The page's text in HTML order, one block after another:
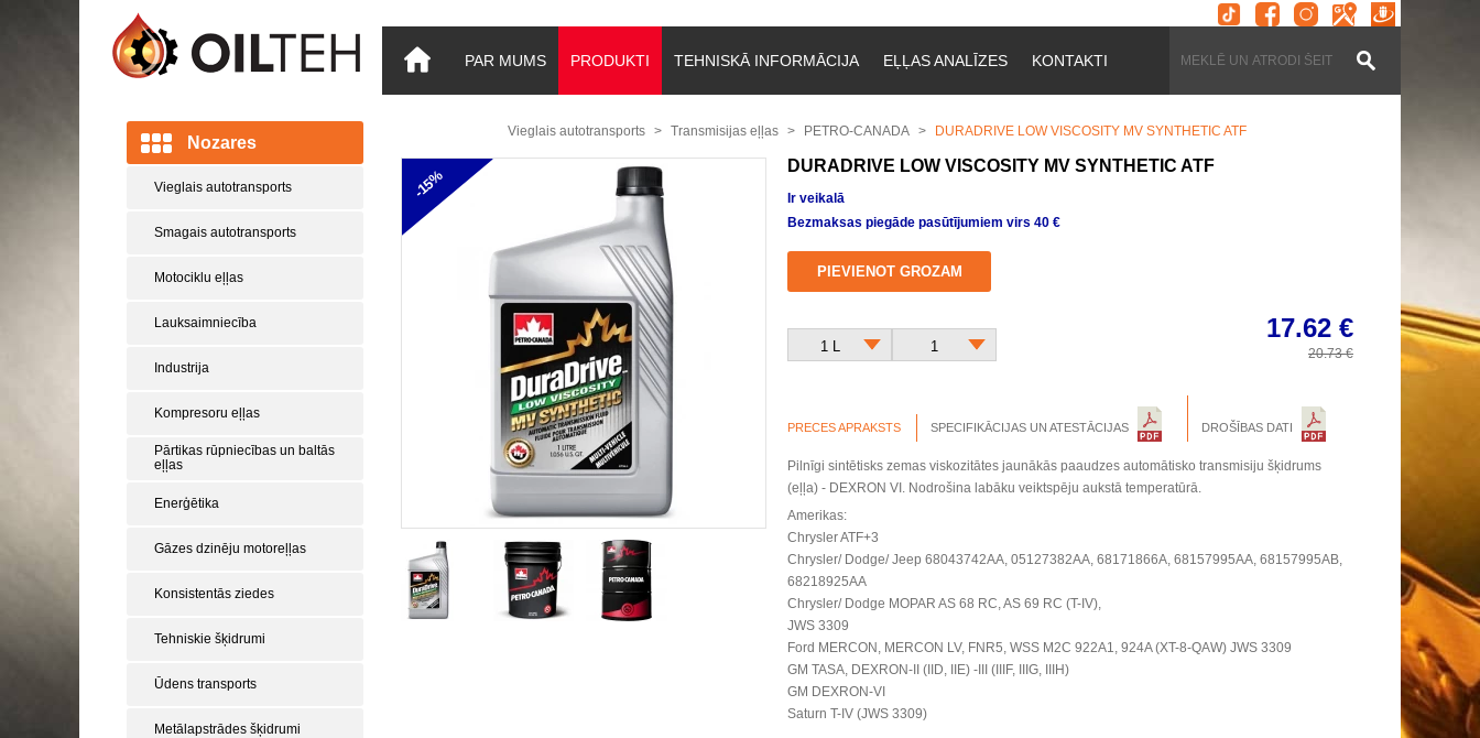
PAR MUMS PRODUKTI TEHNISKĀ INFORMĀCIJA EĻĻAS ANALĪZES KONTAKTI
Nozares
Vieglais autotransports
Smagais autotransports
Motociklu eļļas
Lauksaimniecība
Industrija
Kompresoru eļļas
Pārtikas rūpniecības un baltās
eļļas
Enerģētika
Gāzes dzinēju motoreļļas
Konsistentās ziedes
Tehniskie šķidrumi
Ūdens transports
Metālapstrādes šķidrumi
Vieglais autotransports Transmisijas eļļas PETRO-CANADA DURADRIVE LOW VISCOSITY MV SYNTHETIC ATF
-15%
DURADRIVE LOW VISCOSITY MV SYNTHETIC ATF
Ir veikalā
Bezmaksas piegāde pasūtījumiem virs 40 €
PIEVIENOT GROZAM
1 L 1
17.62 €
20.73€
PRECES APRAKSTS SPECIFIKĀCIJAS UN ATESTĀCIJAS DROŠĪBAS DATI
Pilnīgi sintētisks zemas viskozitātes jaunākās paaudzes automātisko transmisiju šķidrums
(eļļa) - DEXRON VI. Nodrošina labāku veiktspēju aukstā temperatūrā.
Amerikas:
Chrysler ATF+3
Chrysler/ Dodge/ Jeep 68043742AA, 05127382AA, 68171866A, 68157995AA, 68157995AB,
68218925AA
Chrysler/ Dodge MOPAR AS 68 RC, AS 69 RC (T-IV),
JWS 3309
Ford MERCON, MERCON LV, FNR5, WSS M2C 922A1, 924A (XT-8-QAW) JWS 3309
GM TASA, DEXRON-II (IID, IIE) -III (IIIF, IIIG, IIIH)
GM DEXRON-VI
Saturn T-IV (JWS 3309)